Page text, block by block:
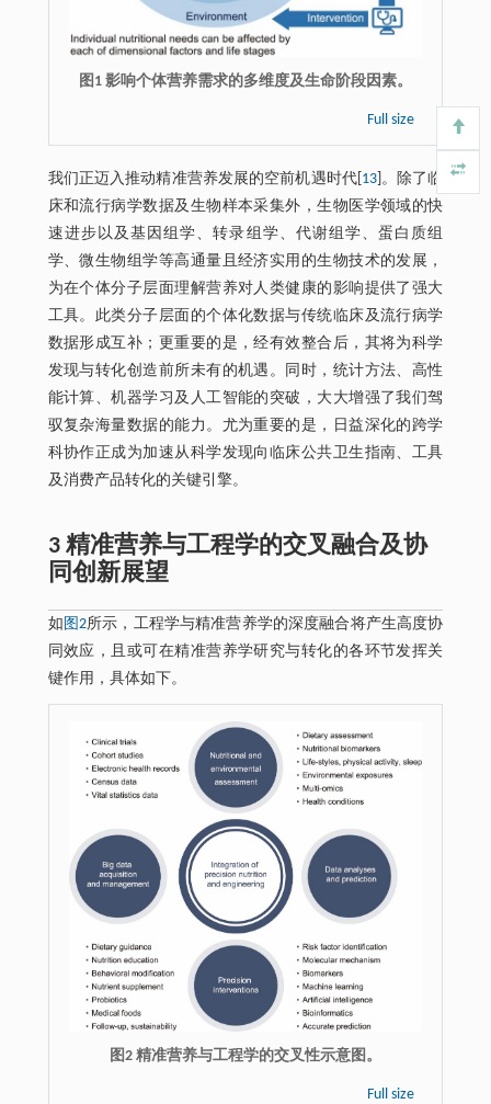
图1 影响个体营养需求的多维度及生命阶段因素。
Full size
我们正迈入推动精准营养发展的空前机遇时代[ 13]。除了临
床和流行病学数据及生物样本采集外，生物医学领域的快
速进步以及基因组学、转录组学、代谢组学、蛋白质组
学、微生物组学等高通量且经济实用的生物技术的发展，
为在个体分子层面理解营养对人类健康的影响提供了强大
工具。此类分子层面的个体化数据与传统临床及流行病学
数据形成互补；更重要的是，经有效整合后，其将为科学
发现与转化创造前所未有的机遇。同时，统计方法、高性
能计算、机器学习及人工智能的突破，大大增强了我们驾
驭复杂海量数据的能力。尤为重要的是，日益深化的跨学
科协作正成为加速从科学发现向临床公共卫生指南、工具
及消费产品转化的关键引擎。
3 精准营养与工程学的交叉融合及协
同创新展望
如 图2所示，工程学与精准营养学的深度融合将产生高度协
同效应，且或可在精准营养学研究与转化的各环节发挥关
键作用，具体如下。
图2 精准营养与工程学的交叉性示意图。
Full size